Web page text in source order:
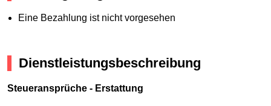
Eine Bezahlung ist nicht vorgesehen
Dienstleistungsbeschreibung
Steueransprüche - Erstattung